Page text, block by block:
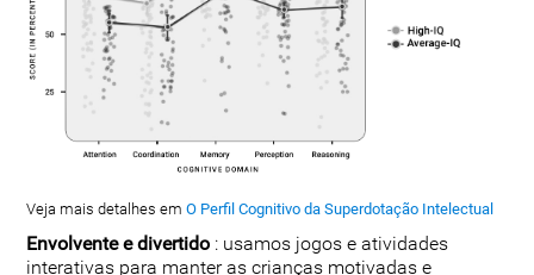
Veja mais detalhes emO Perfil Cognitivo da Superdotação Intelectual
Envolvente e divertido : usamos jogos e atividades
interativas para manter as crianças motivadas e